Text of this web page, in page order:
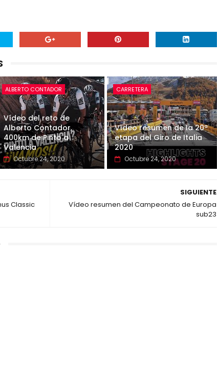
ALBERTO CONTADOR
Vídeo del reto de
Alberto Contador,
400km de Pinto a
Valencia
Octubre 24, 2020
CARRETERA
Vídeo resumen de la 20ª
etapa del Giro de Italia
2020
Octubre 24, 2020
SIGUIENTE
Vídeo resumen del Campeonato de Europa
sub23
Classic